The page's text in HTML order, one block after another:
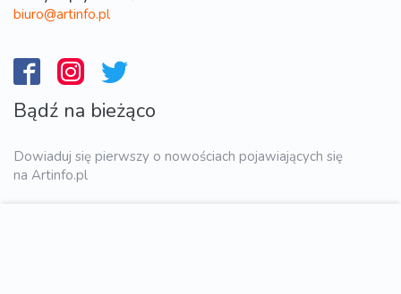
biuro@artinfo.pl
Bądź na bieżąco
Dowiaduj się pierwszy o nowościach pojawiających się
na Artinfo.pl